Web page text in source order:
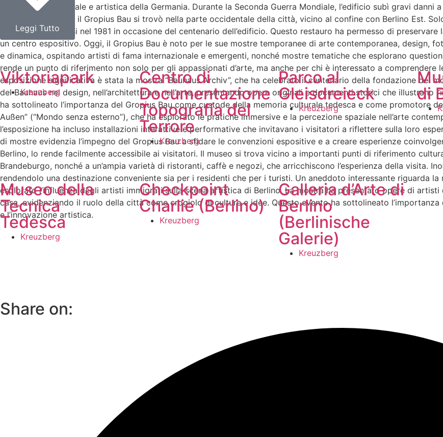
vasta eredità culturale e artistica della Germania. Durante la Seconda Guerra Mondiale, l’edificio subì gravi
divisione di Berlino, il Gropius Bau si trovò nella parte occidentale della città, vicino al confine con Berlino Est.
restauro, conclusosi nel 1981 in occasione del centenario dell’edificio. Questo restauro ha permesso di
un centro espositivo. Oggi, il Gropius Bau è noto per le sue mostre temporanee di arte contemporanea, design,
e dinamica, ospitando artisti di fama internazionale e emergenti, nonché mostre tematiche che esplorano
rende un punto di riferimento non solo per gli appassionati d’arte, ma anche per chi è interessato a
esposizione significativa è stata la mostra “Bauhaus Archiv”, che ha celebrato il centenario della fondazione del
del Bauhaus nel design, nell’architettura e nell’arte, presentando opere originali e documenti storici che illustrano
ha sottolineato l’importanza del Gropius Bau come custode della memoria culturale tedesca e come promotore
Außen” (“Mondo senza esterno”), che ha esplorato le pratiche immersive e la percezione spaziale nell’arte
l’esposizione ha incluso installazioni interattive e performative che invitavano i visitatori a riflettere sulla loro
di mostre evidenzia l’impegno del Gropius Bau a sfidare le convenzioni espositive e a creare esperienze
Berlino, lo rende facilmente accessibile ai visitatori. Il museo si trova vicino a importanti punti di riferimento
Brandeburgo, nonché a un’ampia varietà di ristoranti, caffè e negozi, che arricchiscono l’esperienza della visita.
rendendolo una destinazione conveniente sia per i residenti che per i turisti. Un aneddoto interessante riguarda la
esplorato l’influenza degli artisti immigrati sulla scena artistica di Berlino. La mostra ha presentato opere di
casa, evidenziando il ruolo della città come crogiolo di culture e idee. Questo evento ha sottolineato
e l’innovazione artistica.
Leggi Tutto
Viktoriapark
Kreuzberg
Centro di
Documentazione
Topografia del
Terrore
Kreuzberg
Parco al
Gleisdreieck
Kreuzberg
di
Museo della
Tecnica
Tedesca
Kreuzberg
Checkpoint
Charlie (Berlino)
Kreuzberg
Galleria d’Arte di
Berlino
(Berlinische
Galerie)
Kreuzberg
Share on: